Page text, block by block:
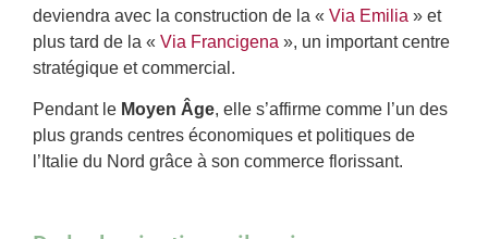
deviendra avec la construction de la « Via Emilia » et
plus tard de la « Via Francigena », un important centre
stratégique et commercial.
Pendant le Moyen Âge, elle s’affirme comme l’un des
plus grands centres économiques et politiques de
l’Italie du Nord grâce à son commerce florissant.